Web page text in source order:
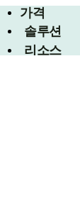
가격
솔루션
리소스